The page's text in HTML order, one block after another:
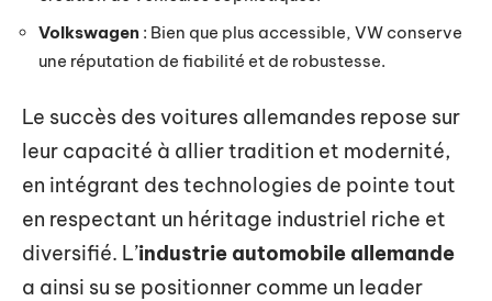
Volkswagen : Bien que plus accessible, VW conserve
une réputation de fiabilité et de robustesse.
Le succès des voitures allemandes repose sur
leur capacité à allier tradition et modernité,
en intégrant des technologies de pointe tout
en respectant un héritage industriel riche et
diversifié. L’industrie automobile allemande
a ainsi su se positionner comme un leader